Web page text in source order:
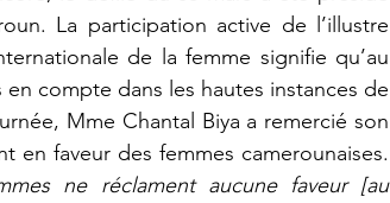
La participation active de l’illustre
de la femme signifie qu’au
compte dans les hautes instances de
Mme Chantal Biya a remercié son
en faveur des femmes camerounaises.
ne réclament aucune faveur [au